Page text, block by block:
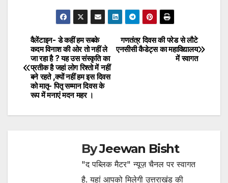
Post
navigation
गणतंत्र दिवस की परेड से लौटे
एनसीसी कैडेट्स का महाविद्यालय
में स्वागत
वैलेंटाइन- डे कहीं हम सबके
कदम विनाश की ओर तो नहीं ले
जा रहा है ? यह उस संस्कृति का
प्रतीक है जहां लोग रिश्तो में नहीं
बने रहते ,क्यों नहीं हम इस दिवस
को मातृ- पितृ सम्मान दिवस के
रूप में मनाएं मदन महर ।
ByJeewan Bisht
"द पब्लिक मैटर" न्यूज़ चैनल पर स्वागत
है. यहां आपको मिलेगी उत्तराखंड की